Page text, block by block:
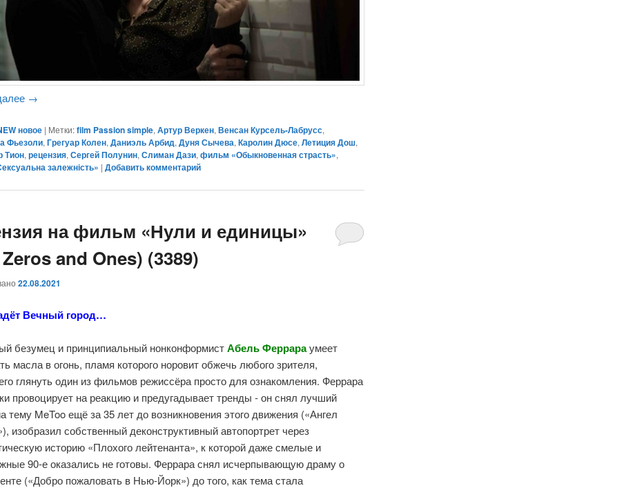
→
новое | Метки: film Passion simple,Артур Веркен,Венсан Курсель-Лабрусс,
Фьезоли,Грегуар Колен,Даниэль Арбид,Дуня Сычева,Каролин Дюсе,Летиция Дош,
Тион,рецензия,Сергей Полунин,Слиман Дази,фильм «Обыкновенная страсть»,
залежність» |Добавить комментарий
на фильм «Нули и единицы»
and Ones) (3389)
22.08.2021
Вечный город…
безумец и принципиальный нонконформистАбель Феррараумеет
масла в огонь, пламя которого норовит обжечь любого зрителя,
глянуть один из фильмов режиссёра просто для ознакомления. Феррара
провоцирует на реакцию и предугадывает тренды - он снял лучший
тему MeToo ещё за 35 лет до возникновения этого движения («Ангел
изобразил собственный деконструктивный автопортрет через
историю «Плохого лейтенанта», к которой даже смелые и
90-е оказались не готовы. Феррара снял исчерпывающую драму о
(«Добро пожаловать в Нью-Йорк») до того, как тема стала